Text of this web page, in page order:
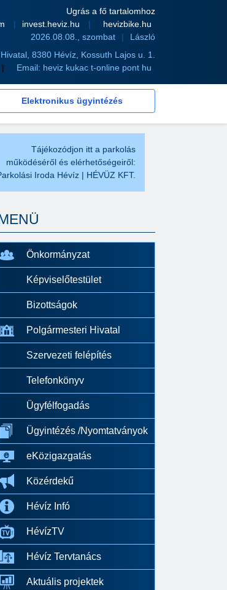
Ugrás a fő tartalomhoz
invest.heviz.hu
hevizbike.hu
2026.08.08., szombat
László
8380 Hévíz, Kossuth Lajos u. 1.
Email: heviz kukac t-online pont hu
Elektronikus ügyintézés
Tájékozódjon itt a parkolás
működéséről és elérhetőségeiről:
Iroda Hévíz | HÉVÜZ KFT.
Önkormányzat
Képviselőtestület
Bizottságok
Polgármesteri Hivatal
Szervezeti felépítés
Telefonkönyv
Ügyfélfogadás
Ügyintézés /Nyomtatványok
eKözigazgatás
Közérdekű
Hévíz Infó
HévízTV
Hévíz Tervtanács
Aktuális projektek